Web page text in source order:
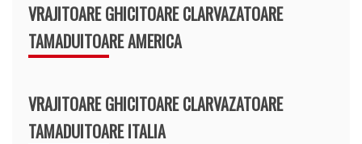
VRAJITOARE GHICITOARE CLARVAZATOARE
TAMADUITOARE AMERICA
VRAJITOARE GHICITOARE CLARVAZATOARE
TAMADUITOARE ITALIA